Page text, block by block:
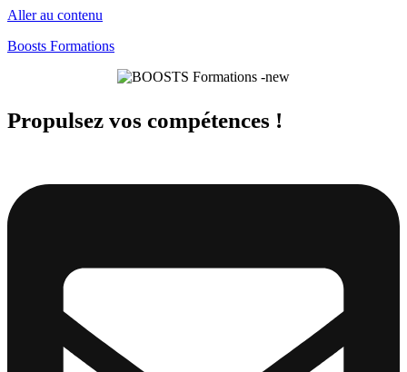
Aller au contenu
Boosts Formations
Propulsez vos compétences !